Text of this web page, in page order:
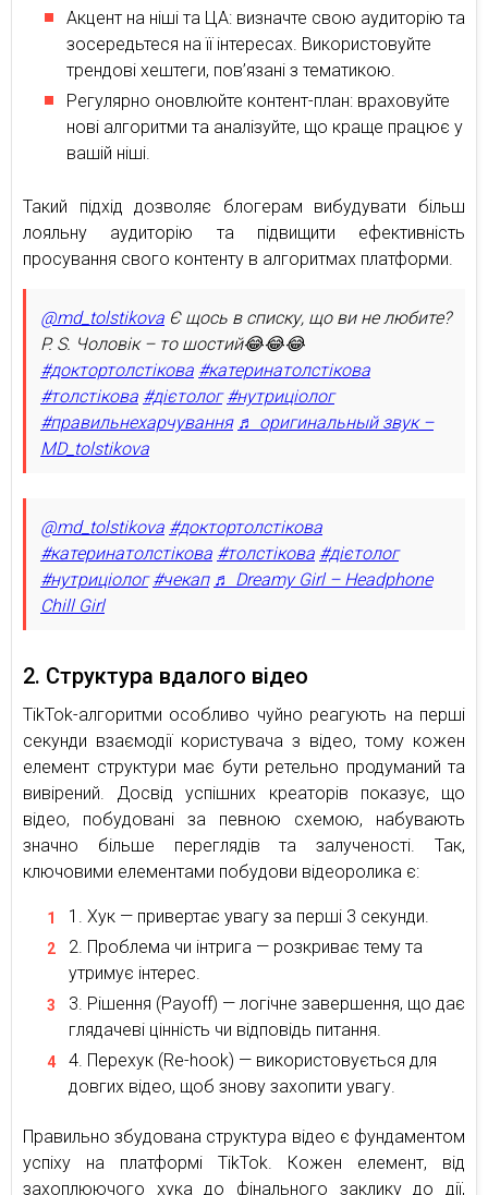
Акцент на ніші та ЦА: визначте свою аудиторію та
зосередьтеся на її інтересах. Використовуйте
трендові хештеги, пов’язані з тематикою.
Регулярно оновлюйте контент-план: враховуйте
нові алгоритми та аналізуйте, що краще працює у
вашій ніші.
Такий підхід дозволяє блогерам вибудувати більш
лояльну аудиторію та підвищити ефективність
просування свого контенту в алгоритмах платформи.
@md_tolstikova Є щось в списку, що ви не любите?
P. S. Чоловік – то шостий😂😂😂
#доктортолстікова #катеринатолстікова
#толстікова #дієтолог #нутриціолог
#правильнехарчування ♬ оригинальный звук –
MD_tolstikova
@md_tolstikova #доктортолстікова
#катеринатолстікова #толстікова #дієтолог
#нутриціолог #чекап ♬ Dreamy Girl – Headphone
Chill Girl
2. Структура вдалого відео
TikTok-алгоритми особливо чуйно реагують на перші
секунди взаємодії користувача з відео, тому кожен
елемент структури має бути ретельно продуманий та
вивірений. Досвід успішних креаторів показує, що
відео, побудовані за певною схемою, набувають
значно більше переглядів та залученості. Так,
ключовими елементами побудови відеоролика є:
Хук — привертає увагу за перші 3 секунди.
Проблема чи інтрига — розкриває тему та
утримує інтерес.
Рішення (Payoff) — логічне завершення, що дає
глядачеві цінність чи відповідь питання.
Перехук (Re-hook) — використовується для
довгих відео, щоб знову захопити увагу.
Правильно збудована структура відео є фундаментом
успіху на платформі TikTok. Кожен елемент, від
захоплюючого хука до фінального заклику до дії,